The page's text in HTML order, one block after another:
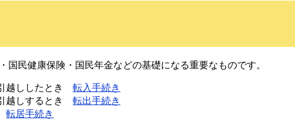
国民健康保険・国民年金などの基礎になる重要なものです。
越ししたとき 転入手続き
越しするとき 転出手続き
転居手続き